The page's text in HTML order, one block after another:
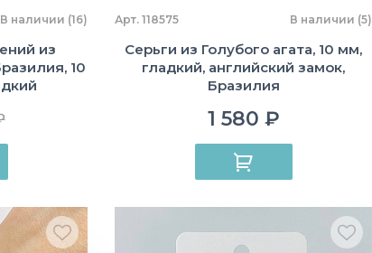
В наличии (16)
из
10
Арт. 118575 В наличии (5)
Серьги из Голубого агата, 10 мм,
гладкий, английский замок,
Бразилия
1 580 ₽